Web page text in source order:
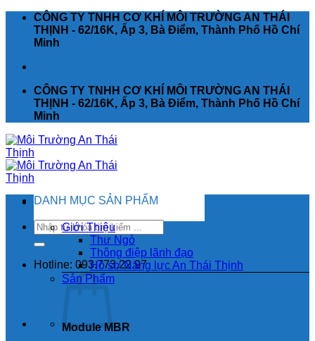
ChuyểnCÔNG TY TNHH CƠ KHÍ MÔI TRƯỜNG AN THÁI
THỊNH - 62/16K, Ấp 3, Bà Điểm, Thành Phố Hồ Chí
Minh
CÔNG TY TNHH CƠ KHÍ MÔI TRƯỜNG AN THÁI
THỊNH - 62/16K, Ấp 3, Bà Điểm, Thành Phố Hồ Chí
Minh
Tìm
kiếm:
Hotline: 093.773.22.97
DANH MỤC SẢN PHẨM
Giới Thiệu
Thư Ngỏ
Thông điệp lãnh đạo
Hồ sơ Năng lực An Thái Thịnh
Sản Phẩm
Module MBR